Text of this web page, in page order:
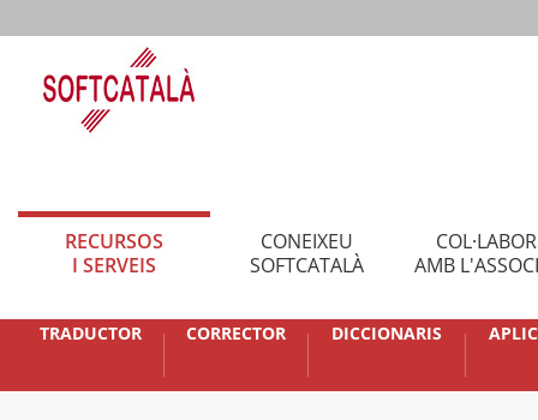
RECURSOS
I SERVEIS
CONEIXEU
SOFTCATALÀ
AMB
TRADUCTOR CORRECTOR DICCIONARIS